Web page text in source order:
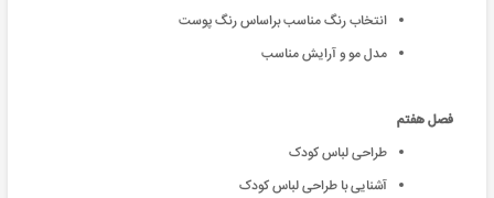
انتخاب رنگ مناسب براساس رنگ پوست
مدل مو و آرایش مناسب
فصل هفتم
طراحی لباس کودک
آشنایی با طراحی لباس کودک